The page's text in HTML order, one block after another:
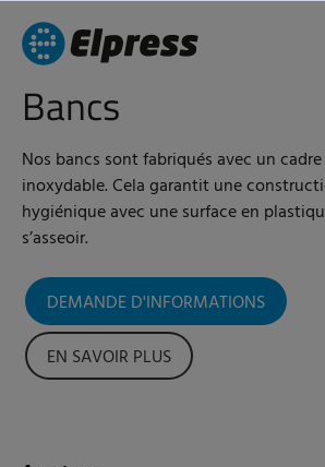
Bancs
Nos bancs sont fabriqués avec un
inoxydable. Cela garantit une
hygiénique avec une surface en
s’asseoir.
DEMANDE D'INFORMATIONS
EN SAVOIR PLUS